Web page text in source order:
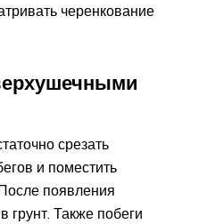
черенкование
срезать
и поместить
появления
грунт. Также побеги